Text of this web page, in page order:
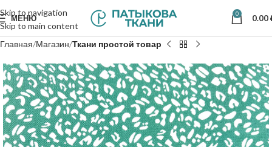
Skip to navigation
Skip to main content
МЕНЮ 0 0.00
Главная Магазин Ткани простой товар